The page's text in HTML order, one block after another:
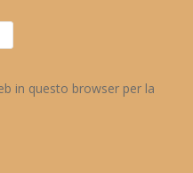
in questo browser per la